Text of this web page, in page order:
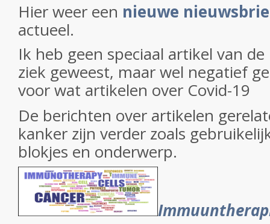
Hier weer een nieuwe
actueel.
Ik heb geen speciaal artikel van
ziek geweest, maar wel negatief
voor wat artikelen over Covid-19
De berichten over artikelen
kanker zijn verder zoals
blokjes en onderwerp.